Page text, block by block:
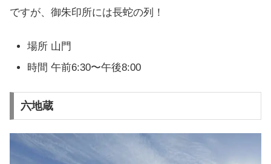
ですが、御朱印所には長蛇の列！
場所 山門
時間 午前6:30〜午後8:00
六地蔵